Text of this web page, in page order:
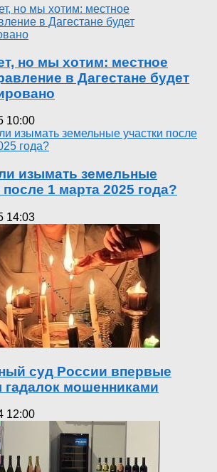
но мы хотим: местное
в Дагестане будет
10:00
изымать земельные
после 1 марта 2025 года?
14:03
суд России впервые
гадалок мошенниками
12:00